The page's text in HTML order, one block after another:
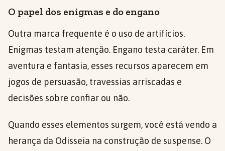
O papel dos enigmas e do engano
Outra marca frequente é o uso de artifícios.
Enigmas testam atenção. Engano testa caráter. Em
aventura e fantasia, esses recursos aparecem em
jogos de persuasão, travessias arriscadas e
decisões sobre confiar ou não.
Quando esses elementos surgem, você está vendo a
herança da Odisseia na construção de suspense. O